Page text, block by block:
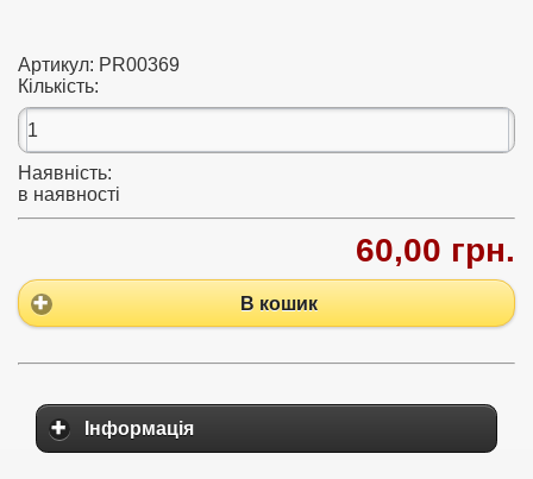
Артикул: PR00369
Кількість:
Наявність:
в наявності
60,00 грн.
В кошик
Інформація